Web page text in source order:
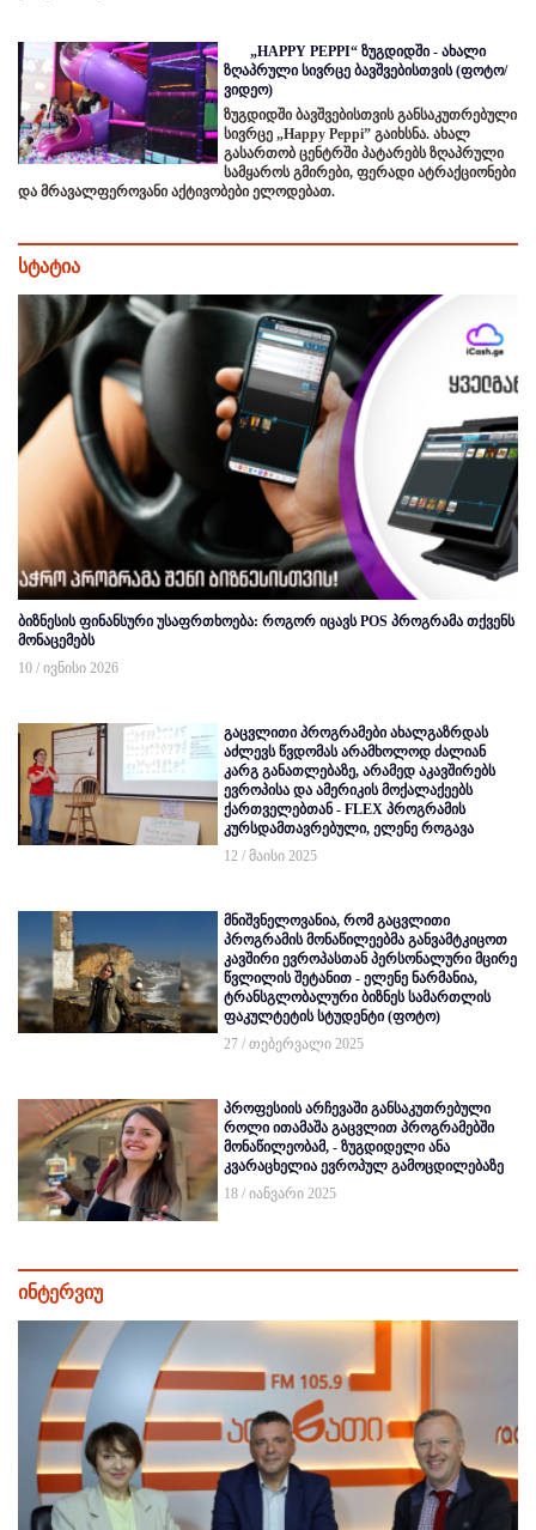
„HAPPY PEPPI“ ზუგდიდში - ახალი
ზღაპრული სივრცე ბავშვებისთვის (ფოტო/
ვიდეო)
ზუგდიდში ბავშვებისთვის განსაკუთრებული
სივრცე „Happy Peppi” გაიხსნა. ახალ
გასართობ ცენტრში პატარებს ზღაპრული
სამყაროს გმირები, ფერადი ატრაქციონები
და მრავალფეროვანი აქტივობები ელოდებათ.
სტატია
ბიზნესის ფინანსური უსაფრთხოება: როგორ იცავს POS პროგრამა თქვენს
მონაცემებს
10 / ივნისი 2026
გაცვლითი პროგრამები ახალგაზრდას
აძლევს წვდომას არამხოლოდ ძალიან
კარგ განათლებაზე, არამედ აკავშირებს
ევროპისა და ამერიკის მოქალაქეებს
ქართველებთან - FLEX პროგრამის
კურსდამთავრებული, ელენე როგავა
12 / მაისი 2025
მნიშვნელოვანია, რომ გაცვლითი
პროგრამის მონაწილეებმა განვამტკიცოთ
კავშირი ევროპასთან პერსონალური მცირე
წვლილის შეტანით - ელენე ნარმანია,
ტრანსგლობალური ბიზნეს სამართლის
ფაკულტეტის სტუდენტი (ფოტო)
27 / თებერვალი 2025
პროფესიის არჩევაში განსაკუთრებული
როლი ითამაშა გაცვლით პროგრამებში
მონაწილეობამ, - ზუგდიდელი ანა
კვარაცხელია ევროპულ გამოცდილებაზე
18 / იანვარი 2025
ინტერვიუ